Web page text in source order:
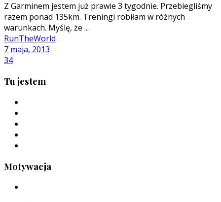
Z Garminem jestem już prawie 3 tygodnie. Przebiegliśmy
razem ponad 135km. Treningi robiłam w różnych
warunkach. Myślę, że ...
RunTheWorld
7 maja, 2013
34
Tu jestem
Motywacja